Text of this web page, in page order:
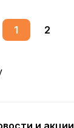
1 2
и акции